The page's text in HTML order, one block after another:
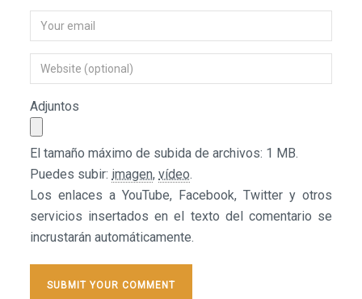
Adjuntos
El tamaño máximo de subida de archivos: 1 MB.
Puedes subir: imagen,vídeo.
Los enlaces a YouTube, Facebook, Twitter y otros
servicios insertados en el texto del comentario se
incrustarán automáticamente.